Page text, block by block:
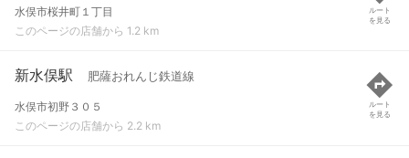
水俣市桜井町１丁目
このページの店舗から 1.2 km
ルート
を見る
新水俣駅 肥薩おれんじ鉄道線
水俣市初野３０５
このページの店舗から 2.2 km
ルート
を見る